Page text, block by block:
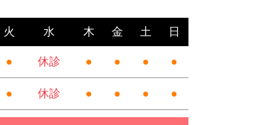
火 水 木 金 土 日
● 休診 ● ● ● ●
● 休診 ● ● ● ●